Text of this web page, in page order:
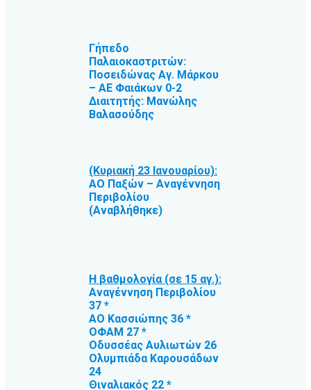
Γήπεδο
Παλαιοκαστριτών:
Ποσειδώνας Αγ. Μάρκου
– ΑΕ Φαιάκων 0-2
Διαιτητής: Μανώλης
Βαλασούδης
(Κυριακή 23 Ιανουαρίου):
ΑΟ Παξών – Αναγέννηση
Περιβολίου
(Αναβλήθηκε)
Η βαθμολογία (σε 15 αγ.):
Αναγέννηση Περιβολίου
37 *
ΑΟ Κασσιώπης 36 *
ΟΦΑΜ 27 *
Οδυσσέας Αυλιωτών 26
Ολυμπιάδα Καρουσάδων
24
Θιναλιακός 22 *